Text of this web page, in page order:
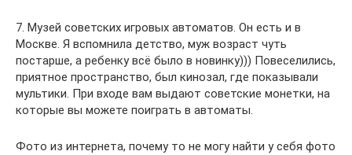
7. Музей советских игровых автоматов. Он есть и в
Москве. Я вспомнила детство, муж возраст чуть
постарше, а ребенку всё было в новинку))) Повеселились,
приятное пространство, был кинозал, где показывали
мультики. При входе вам выдают советские монетки, на
которые вы можете поиграть в автоматы.
Фото из интернета, почему то не могу найти у себя фото